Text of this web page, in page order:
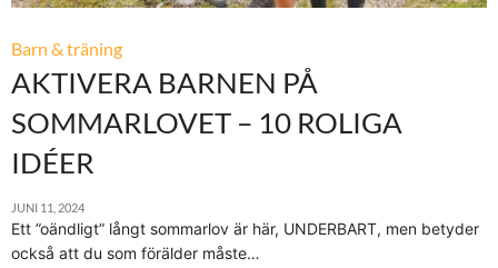
Barn & träning
AKTIVERA BARNEN PÅ
SOMMARLOVET – 10 ROLIGA
IDÉER
JUNI 11, 2024
Ett ”oändligt” långt sommarlov är här, UNDERBART, men betyder
också att du som förälder måste…